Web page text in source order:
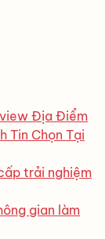
Địa Điểm
Tin Chọn Tại
trải nghiệm
gian làm